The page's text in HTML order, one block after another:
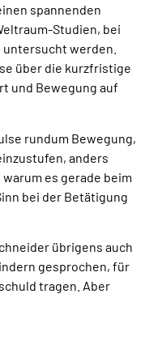
spannenden
Studien, bei
werden.
über die kurzfristige
und Bewegung auf
rundum Bewegung,
anders
es gerade beim
bei der Betätigung
übrigens auch
gesprochen, für
tragen. Aber